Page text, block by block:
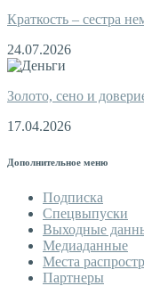
Краткость – сестра
24.07.2026
Золото, сено и
17.04.2026
Дополнительное меню
Подписка
Спецвыпуски
Выходные
Медиаданные
Места
Партнеры